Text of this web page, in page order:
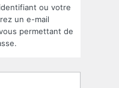
ou votre
un e-mail
permettant de